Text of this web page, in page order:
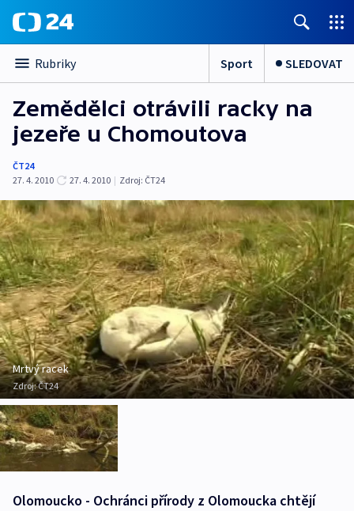
Rubriky Sport SLEDOVAT
Zemědělci otrávili racky na
jezeře u Chomoutova
ČT24
27. 4. 2010
27. 4. 2010 | Zdroj: ČT24
Mrtvý racek
Zdroj:ČT24
Olomoucko - Ochránci přírody z Olomoucka chtějí